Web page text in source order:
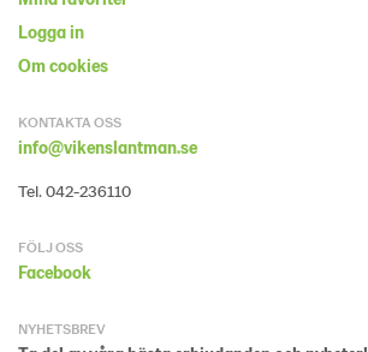
Logga in
Om cookies
KONTAKTA OSS
info@vikenslantman.se
Tel. 042-236110
FÖLJ OSS
Facebook
NYHETSBREV